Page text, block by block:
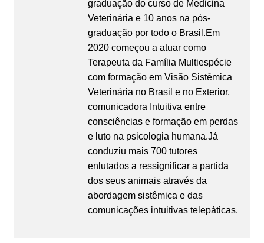
graduação do curso de Medicina
Veterinária e 10 anos na pós-
graduação por todo o Brasil.Em
2020 começou a atuar como
Terapeuta da Família Multiespécie
com formação em Visão Sistêmica
Veterinária no Brasil e no Exterior,
comunicadora Intuitiva entre
consciências e formação em perdas
e luto na psicologia humana.Já
conduziu mais 700 tutores
enlutados a ressignificar a partida
dos seus animais através da
abordagem sistêmica e das
comunicações intuitivas telepáticas.